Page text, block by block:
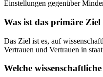
Einstellungen gegenüber
Was ist das primäre
Das Ziel ist es, auf
Vertrauen und Vertrauen in
Welche